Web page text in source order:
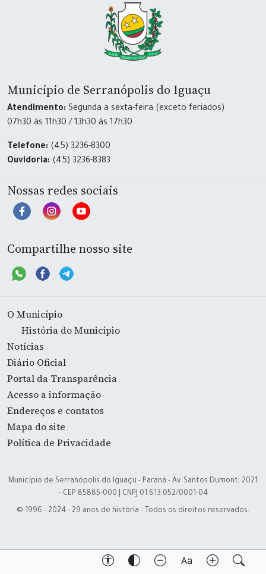
Município de Serranópolis do Iguaçu
Atendimento: Segunda a sexta-feira (exceto feriados)
07h30 às 11h30 / 13h30 às 17h30
Telefone: (45) 3236-8300
Ouvidoria: (45) 3236-8383
Nossas redes sociais
Compartilhe nosso site
O Município
História do Município
Notícias
Diário Oficial
Portal da Transparência
Acesso a informação
Endereços e contatos
Mapa do site
Política de Privacidade
Município de Serranópolis do Iguaçu - Paraná - Av. Santos Dumont, 2021
- CEP 85885-000 | CNPJ 01.613.052/0001-04
© 1996 - 2024 - 29 anos de história - Todos os direitos reservados.